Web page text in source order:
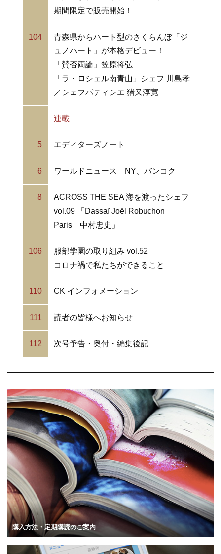
期間限定で販売開始！
104
青森県からハート型のさくらんぼ「ジ
ュノハート」が本格デビュー！
「賛否両論」笠原将弘
「ラ・ロシェル南青山」シェフ 川島孝
／シェフパティシエ 猪又淳寛
連載
5 エディターズノート
6 ワールドニュース NY、バンコク
8
ACROSS THE SEA 海を渡ったシェフ
vol.09 「Dassaï Joël Robuchon
Paris 中村忠史」
106
服部学園の取り組み vol.52
コロナ禍で私たちができること
110 CK インフォメーション
111 読者の皆様へお知らせ
112 次号予告・奥付・編集後記
購入方法・定期購読のご案内